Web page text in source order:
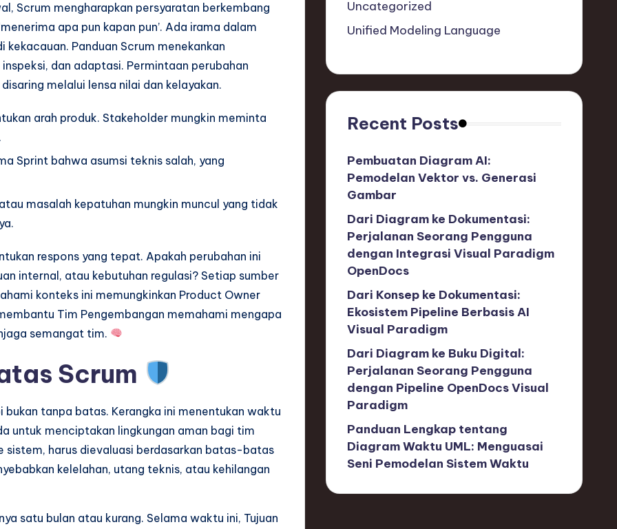
Scrum mengharapkan persyaratan berkembang
apa pun kapan pun’. Ada irama dalam
Panduan Scrum menekankan
dan adaptasi. Permintaan perubahan
melalui lensa nilai dan kelayakan.
arah produk. Stakeholder mungkin meminta
Sprint bahwa asumsi teknis salah, yang
masalah kepatuhan mungkin muncul yang tidak
respons yang tepat. Apakah perubahan ini
internal, atau kebutuhan regulasi? Setiap sumber
konteks ini memungkinkan Product Owner
Tim Pengembangan memahami mengapa
semangat tim.
Scrum
tanpa batas. Kerangka ini menentukan waktu
untuk menciptakan lingkungan aman bagi tim
sistem, harus dievaluasi berdasarkan batas-batas
kelelahan, utang teknis, atau kehilangan
satu bulan atau kurang. Selama waktu ini, Tujuan
Uncategorized
Unified Modeling Language
Recent Posts
Pembuatan Diagram AI:
Pemodelan Vektor vs. Generasi
Gambar
Dari Diagram ke Dokumentasi:
Perjalanan Seorang Pengguna
dengan Integrasi Visual Paradigm
OpenDocs
Dari Konsep ke Dokumentasi:
Ekosistem Pipeline Berbasis AI
Visual Paradigm
Dari Diagram ke Buku Digital:
Perjalanan Seorang Pengguna
dengan Pipeline OpenDocs Visual
Paradigm
Panduan Lengkap tentang
Diagram Waktu UML: Menguasai
Seni Pemodelan Sistem Waktu